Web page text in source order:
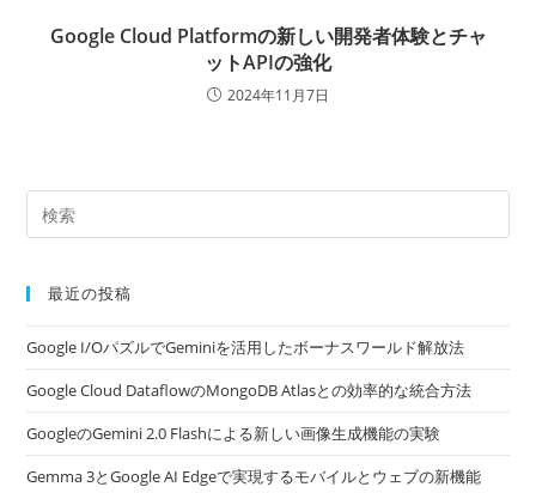
Google Cloud Platformの新しい開発者体験とチャ
ットAPIの強化
2024年11月7日
最近の投稿
Google I/OパズルでGeminiを活用したボーナスワールド解放法
Google Cloud DataflowのMongoDB Atlasとの効率的な統合方法
GoogleのGemini 2.0 Flashによる新しい画像生成機能の実験
Gemma 3とGoogle AI Edgeで実現するモバイルとウェブの新機能